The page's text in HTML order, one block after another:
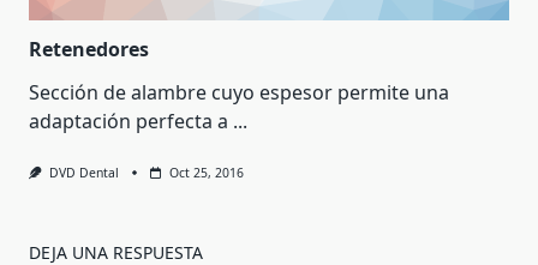
Retenedores
Sección de alambre cuyo espesor permite una
adaptación perfecta a ...
DVD Dental Oct 25, 2016
DEJA UNA RESPUESTA